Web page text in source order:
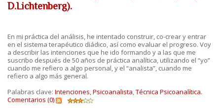
D.Lichtenberg).
En mi práctica del análisis, he intentado construir, co-crear y entrar
en el sistema terapéutico diádico, así como evaluar el progreso. Voy
a describir las intenciones que he ido formando y a las que me
suscribo después de 50 años de práctica analítica, utilizando el “yo”
cuando me refiero a algo personal, y el “analista”, cuando me
refiero a algo más general.
Palabras clave: Intenciones,Psicoanalista,Técnica Psicoanalítica.
Comentarios (0)